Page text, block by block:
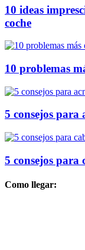
10 ideas
coche
10 problemas
5 consejos para
5 consejos para
Como llegar: